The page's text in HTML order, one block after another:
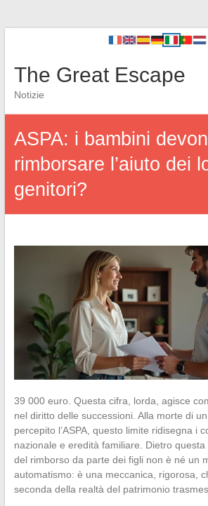
The Great Escape
Notizie
ASPA: i bambini
rimborsare l’aiuto dei
genitori?
39 000 euro. Questa cifra, lorda, agisce
nel diritto delle successioni. Alla morte di
percepito l’ASPA, questo limite ridisegna i
nazionale e eredità familiare. Dietro
del rimborso da parte dei figli non è né un
automatismo: è una meccanica, rigorosa,
seconda della realtà del patrimonio